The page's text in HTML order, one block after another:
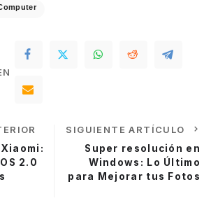
2.0
SIGUIENTE ARTÍCULO
Super resolución en
Windows: Lo Último
para Mejorar tus Fotos